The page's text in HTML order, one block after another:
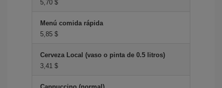
5,70 $
Menú comida rápida
5,85 $
Cerveza Local (vaso o pinta de 0.5 litros)
3,41 $